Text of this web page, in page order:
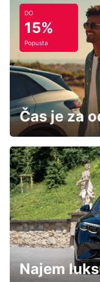
DO
15%
Popusta
Čas je za
Najem